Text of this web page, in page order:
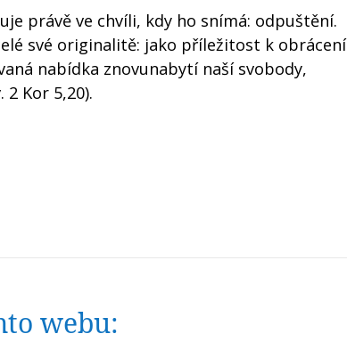
právě ve chvíli, kdy ho snímá: odpuštění.
své originalitě: jako příležitost k obrácení
nabídka znovunabytí naší svobody,
Kor 5,20).
webu: